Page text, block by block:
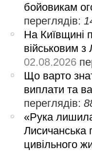
бойовикам
переглядів:
На Київщині
військовим
02.08.2026
Що варто
виплати та
переглядів:
«Рука
Лисичанська
цивільного